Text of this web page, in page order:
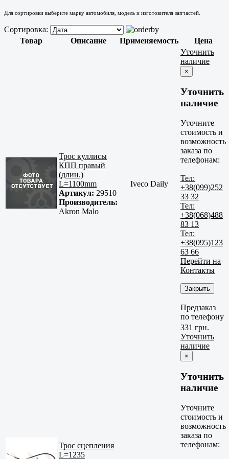
Для сортировки выберите марку автомобиля, модель и изготовителя запчастей.
Сортировка:
Товар
Описание Применяемость Цена
Трос куллисы
КПП правый
(длин.)
L=1100mm
Артикул: 29510
Производитель:
Akron Malo
Iveco Daily
Уточнить
наличие
×
Уточнить
наличие
Уточните
стоимость и
возможность
заказа по
телефонам:
Тел:
+38(099)252
33 32
Тел:
+38(068)488
83 13
Тел:
+38(095)123
63 66
Перейти на
Контакты
Закрыть
Предзаказ
по телефону
Трос сцепления
L=1235
331 грн.
Уточнить
наличие
×
Уточнить
наличие
Уточните
стоимость и
возможность
заказа по
телефонам: